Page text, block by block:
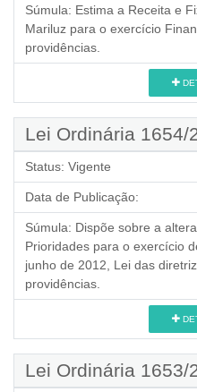
Súmula: Estima a Receita e
Mariluz para o exercício
providências.
Lei Ordinária 1654/
Status: Vigente
Data de Publicação:
Súmula: Dispõe sobre a
Prioridades para o exercício
junho de 2012, Lei das
providências.
Lei Ordinária 1653/